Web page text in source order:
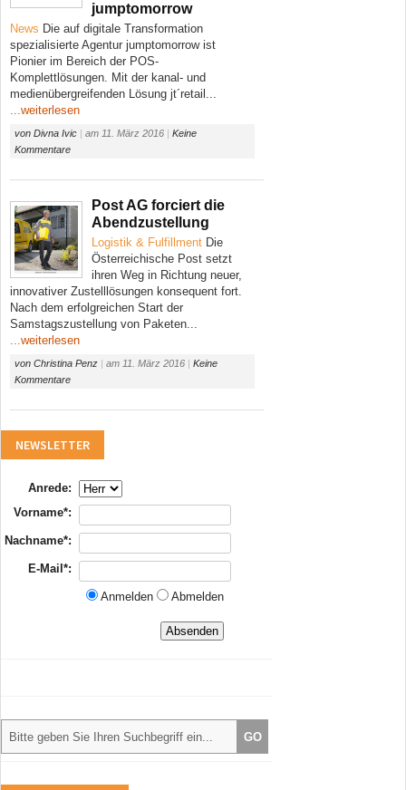
jumptomorrow
News Die auf digitale Transformation
spezialisierte Agentur jumptomorrow ist
Pionier im Bereich der POS-
Komplettlösungen. Mit der kanal- und
medienübergreifenden Lösung jt´retail...
...weiterlesen
von Divna Ivic | am 11. März 2016 | Keine
Kommentare
Post AG forciert die
Abendzustellung
Logistik & Fulfillment Die
Österreichische Post setzt
ihren Weg in Richtung neuer,
innovativer Zustelllösungen konsequent fort.
Nach dem erfolgreichen Start der
Samstagszustellung von Paketen...
...weiterlesen
von Christina Penz | am 11. März 2016 | Keine
Kommentare
NEWSLETTER
Anrede:
Vorname*:
Nachname*:
E-Mail*:
Anmelden Abmelden